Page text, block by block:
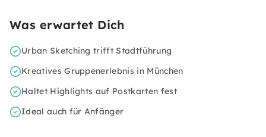
Was erwartet Dich
Urban Sketching trifft Stadtführung
Kreatives Gruppenerlebnis in München
Haltet Highlights auf Postkarten fest
Ideal auch für Anfänger